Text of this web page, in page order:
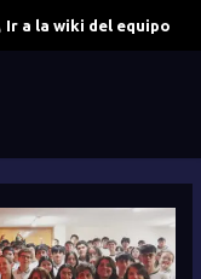
Ir a la wiki del equipo